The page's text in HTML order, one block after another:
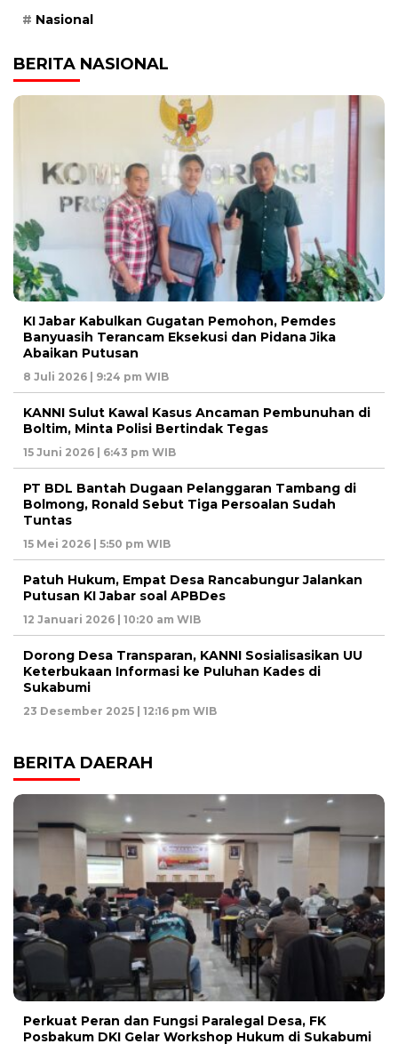
Nasional
BERITA NASIONAL
KI Jabar Kabulkan Gugatan Pemohon, Pemdes
Banyuasih Terancam Eksekusi dan Pidana Jika
Abaikan Putusan
8 Juli 2026 | 9:24 pm WIB
KANNI Sulut Kawal Kasus Ancaman Pembunuhan di
Boltim, Minta Polisi Bertindak Tegas
15 Juni 2026 | 6:43 pm WIB
PT BDL Bantah Dugaan Pelanggaran Tambang di
Bolmong, Ronald Sebut Tiga Persoalan Sudah
Tuntas
15 Mei 2026 | 5:50 pm WIB
Patuh Hukum, Empat Desa Rancabungur Jalankan
Putusan KI Jabar soal APBDes
12 Januari 2026 | 10:20 am WIB
Dorong Desa Transparan, KANNI Sosialisasikan UU
Keterbukaan Informasi ke Puluhan Kades di
Sukabumi
23 Desember 2025 | 12:16 pm WIB
BERITA DAERAH
Perkuat Peran dan Fungsi Paralegal Desa, FK
Posbakum DKI Gelar Workshop Hukum di Sukabumi